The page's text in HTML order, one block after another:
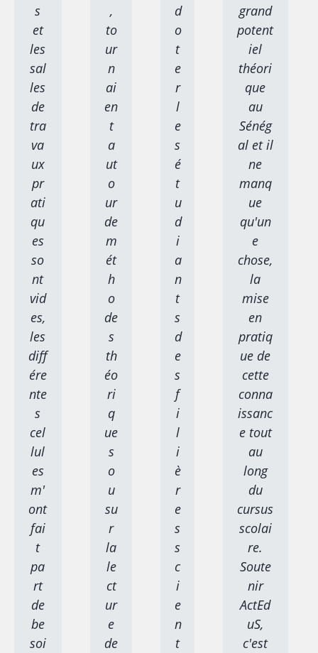
s
et
les
sal
les
de
tra
va
ux
pr
ati
qu
es
so
nt
vid
es,
les
diff
ére
nte
s
cel
lul
es
m'
ont
fai
t
pa
rt
de
be
soi
,
to
ur
n
ai
en
t
a
ut
o
ur
de
m
ét
h
o
de
s
th
éo
ri
q
ue
s
o
u
su
r
la
le
ct
ur
e
de
d
o
t
e
r
l
e
s
é
t
u
d
i
a
n
t
s
d
e
s
f
i
l
i
è
r
e
s
s
c
i
e
n
t
grand
potent
iel
théori
que
au
Sénég
al et il
ne
manq
ue
qu'un
e
chose,
la
mise
en
pratiq
ue de
cette
conna
issanc
e tout
au
long
du
cursus
scolai
re.
Soute
nir
ActEd
uS,
c'est